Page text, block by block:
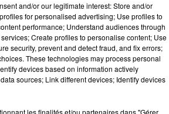
and/or our legitimate interest: Store and/or
for personalised advertising; Use profiles to
performance; Understand audiences through
Create profiles to personalise content; Use
security, prevent and detect fraud, and fix errors;
These technologies may process personal
devices based on information actively
sources; Link different devices; Identify devices
les finalités et/ou partenaires dans "Gérer